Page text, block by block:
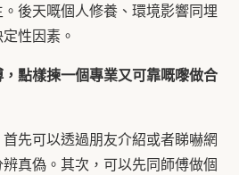
後天嘅個人修養、環境影響同埋
性因素。
點樣揀一個專業又可靠嘅嚟做合
先可以透過朋友介紹或者睇嚇網
真偽。其次，可以先同師傅做個